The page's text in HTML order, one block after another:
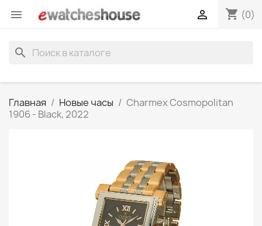
 shopping_cart (0)

search
Главная Новые часы
Charmex Cosmopolitan
1906 - Black, 2022